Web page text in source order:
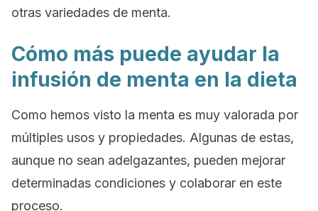
otras variedades de menta.
Cómo más puede ayudar la
infusión de menta en la dieta
Como hemos visto la menta es muy valorada por
múltiples usos y propiedades. Algunas de estas,
aunque no sean adelgazantes, pueden mejorar
determinadas condiciones y colaborar en este
proceso.